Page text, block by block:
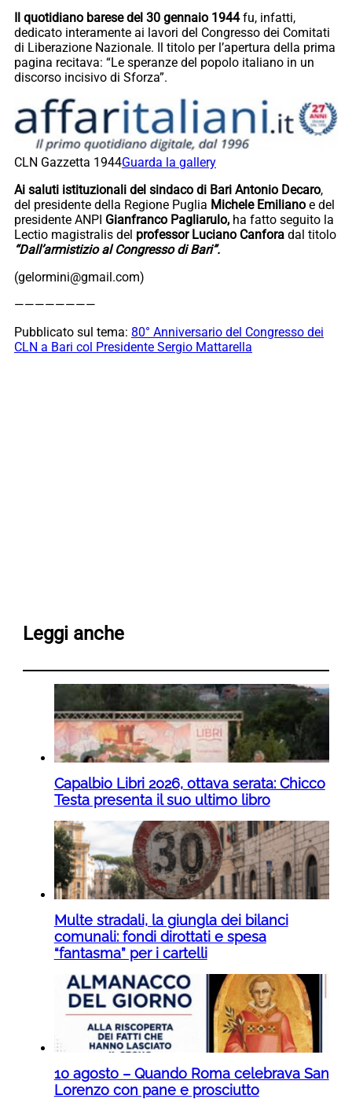
Il quotidiano barese del 30 gennaio 1944fu, infatti,
dedicato interamente ai lavori del Congresso dei Comitati
di Liberazione Nazionale. Il titolo per l’apertura della prima
pagina recitava: “Le speranze del popolo italiano in un
discorso incisivo di Sforza”.
CLN Gazzetta 1944Guarda la gallery
Ai saluti istituzionali del sindaco di Bari Antonio Decaro,
del presidente della Regione Puglia Michele Emiliano e del
presidente ANPI Gianfranco Pagliarulo, ha fatto seguito la
Lectio magistralis del professor Luciano Canfora dal titolo
“Dall’armistizio al Congresso di Bari”.
(gelormini@gmail.com)
————————
Pubblicato sul tema: 80° Anniversario del Congresso dei
CLN a Bari col Presidente Sergio Mattarella
Leggi anche
Capalbio Libri 2026, ottava serata: Chicco
Testa presenta il suo ultimo libro
Multe stradali, la giungla dei bilanci
comunali: fondi dirottati e spesa
“fantasma” per i cartelli
10 agosto – Quando Roma celebrava San
Lorenzo con pane e prosciutto